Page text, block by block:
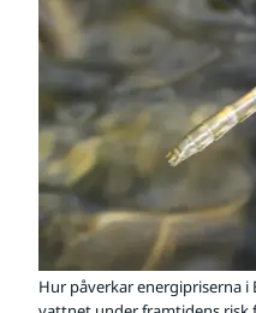
Hur påverkar energipriserna